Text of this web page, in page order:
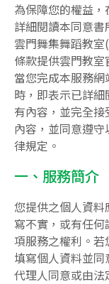
為保障您的權益
詳細閱讀本同意書
雲門舞集舞蹈教
條款提供雲門教
當您完成本服務
時，即表示已詳
有內容，並完全
內容，並同意遵
律規定。
一、服務簡介
您提供之個人資
寫不實，或有任
項服務之權利。若
填寫個人資料並
代理人同意或由